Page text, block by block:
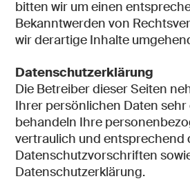
bitten wir um einen
Bekanntwerden von
wir derartige Inhalte
Datenschutzerklärung
Die Betreiber dieser Seiten
Ihrer persönlichen Daten sehr
behandeln Ihre
vertraulich und entsprechend
Datenschutzvorschriften
Datenschutzerklärung.